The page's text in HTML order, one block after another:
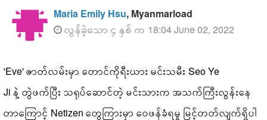
Maria Emily Hsu, Myanmarload
လွန်ခဲ့သော ၄ နှစ် က 18:04 June 02, 2022
'Eve' ဇာတ်လမ်းမှာ တောင်ကိုရီးယား မင်းသမီး Seo Ye
Ji နဲ့ တွဲဖက်ပြီး သရုပ်ဆောင်တဲ့ မင်းသားက အသက်ကြီးလွန်းနေ
တာကြောင့် Netizen တွေကြားမှာ ဝေဖန်ခံရမှု မြင့်တတ်လျက်ရှိပါ